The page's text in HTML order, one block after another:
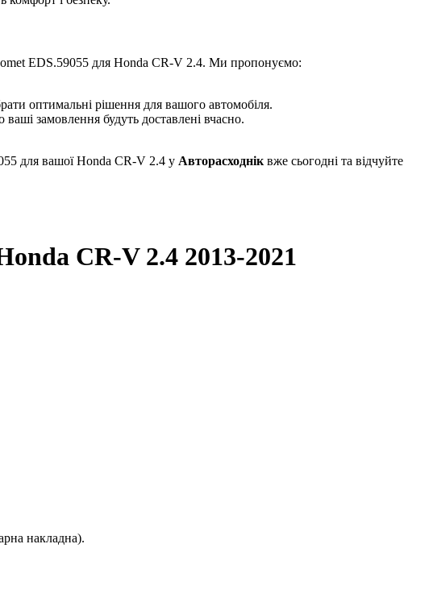
EDS.59055 для Honda CR-V 2.4. Ми пропонуємо:
оптимальні рішення для вашого автомобіля.
замовлення будуть доставлені вчасно.
для вашої Honda CR-V 2.4 у Авторасходнік вже сьогодні та відчуйте
CR-V 2.4 2013-2021
накладна).